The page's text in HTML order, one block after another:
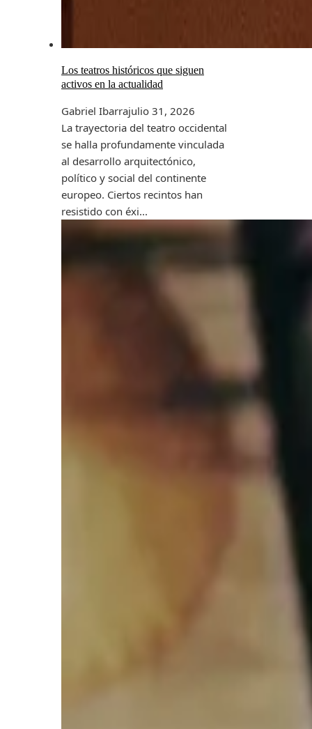
Los teatros históricos que siguen
activos en la actualidad
Gabriel Ibarrajulio 31, 2026
La trayectoria del teatro occidental
se halla profundamente vinculada
al desarrollo arquitectónico,
político y social del continente
europeo. Ciertos recintos han
resistido con éxi...